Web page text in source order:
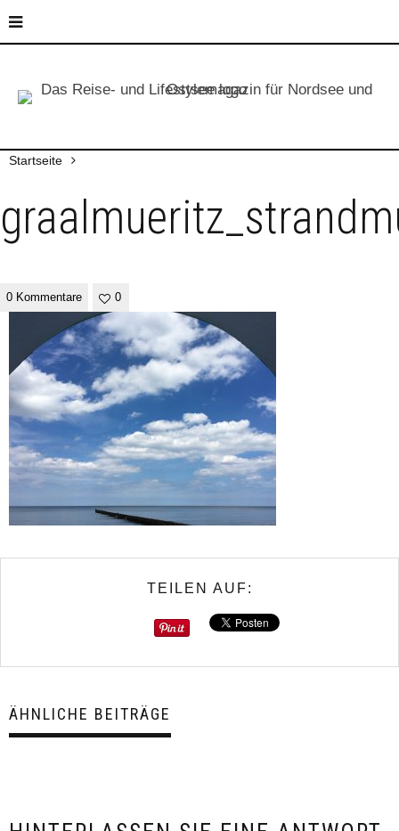
Startseite
0 Kommentare 0
TEILEN AUF:
ÄHNLICHE BEITRÄGE